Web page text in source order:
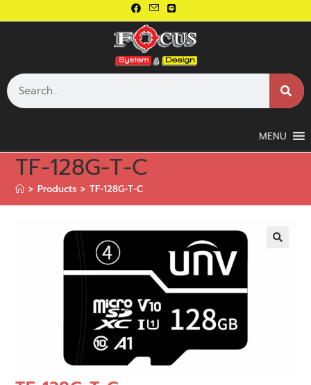
MENU
TF-128G-T-C
> Products > TF-128G-T-C